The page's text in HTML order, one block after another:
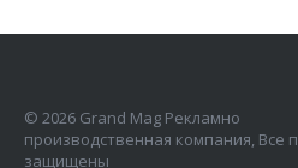
© 2026 Grand Mag Рекламно
производственная компания, Все
защищены